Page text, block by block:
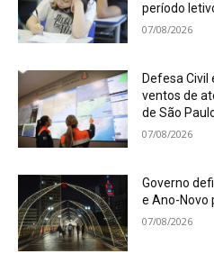
período
07/08/2026
Defesa Civil
ventos de
de São
07/08/2026
Governo
e Ano-Novo
07/08/2026